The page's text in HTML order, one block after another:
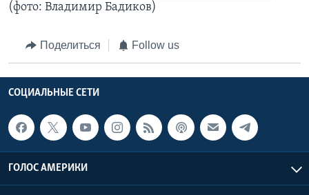
(фото: Владимир Бадиков)
Поделиться Follow us
СОЦИАЛЬНЫЕ СЕТИ
ГОЛОС АМЕРИКИ